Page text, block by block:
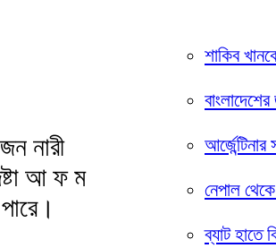
নারী
আ ফ ম
শাকিব
নেপাল
ব্যাট হাতে